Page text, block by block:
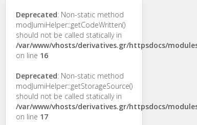
Deprecated: Non-static method
modJumiHelper::getCodeWritten()
should not be called statically in
/var/www/vhosts/derivatives.gr/httpsdocs/
on line 16
Deprecated: Non-static method
modJumiHelper::getStorageSource()
should not be called statically in
/var/www/vhosts/derivatives.gr/httpsdocs/
on line 17